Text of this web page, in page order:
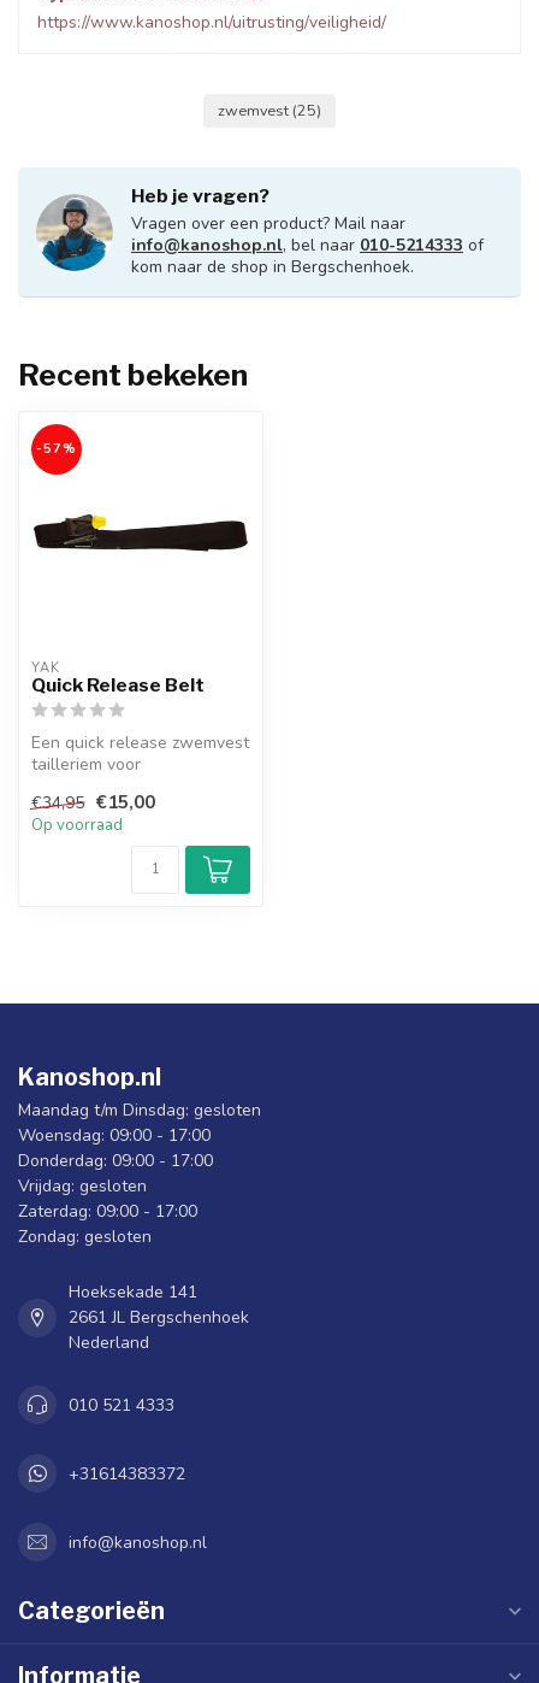
https://www.kanoshop.nl/uitrusting/veiligheid/
zwemvest (25)
Heb je vragen?
Vragen over een product? Mail naar
info@kanoshop.nl, bel naar 010-5214333 of
kom naar de shop in Bergschenhoek.
Recent bekeken
-57%
YAK
Quick Release Belt
Een quick release zwemvest
tailleriem voor
€34,95 €15,00
Op voorraad
Kanoshop.nl
Maandag t/m Dinsdag: gesloten
Woensdag: 09:00 - 17:00
Donderdag: 09:00 - 17:00
Vrijdag: gesloten
Zaterdag: 09:00 - 17:00
Zondag: gesloten
Hoeksekade 141
2661 JL Bergschenhoek
Nederland
010 521 4333
+31614383372
info@kanoshop.nl
Categorieën
Informatie